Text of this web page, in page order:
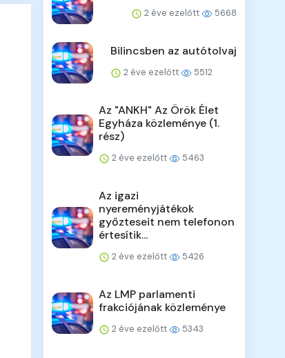
2 éve ezelőtt 5668
Bilincsben az autótolvaj
2 éve ezelőtt 5512
Az "ANKH" Az Örök Élet
Egyháza közleménye (1.
rész)
2 éve ezelőtt 5463
Az igazi
nyereményjátékok
győzteseit nem telefonon
értesítik...
2 éve ezelőtt 5426
Az LMP parlamenti
frakciójának közleménye
2 éve ezelőtt 5343